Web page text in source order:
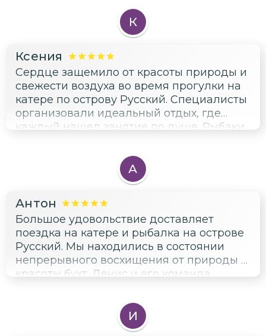
К
Ксения
Сердце защемило от красоты природы и
свежести воздуха во время прогулки на
катере по острову Русский. Специалисты
организовали идеальный отдых, где
каждый нашел занятие по душе. Рыбаки
наслаждались видом и теплом
А
Антон
Большое удовольствие доставляет
поездка на катере и рыбалка на острове
Русский. Мы находились в состоянии
непрерывного восхищения от природы и
красоты бухт. Денис и его команда
предлагая увлекательные маршруты и
комфортные условия.
И